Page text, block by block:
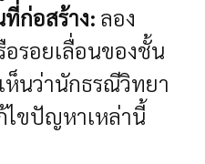
ก่อสร้าง: ลอง
รอยเลื่อนของชั้น
ห็นว่านักธรณีวิทยา
ไขปัญหาเหล่านี้